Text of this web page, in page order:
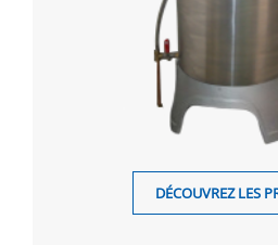
DÉCOUVREZ LES